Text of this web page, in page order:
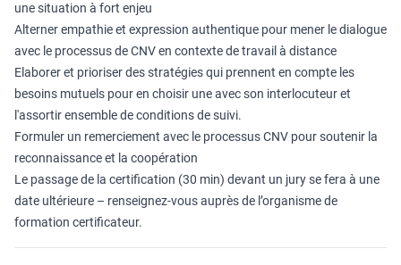
une situation à fort enjeu
Alterner empathie et expression authentique pour mener le dialogue
avec le processus de CNV en contexte de travail à distance
Elaborer et prioriser des stratégies qui prennent en compte les
besoins mutuels pour en choisir une avec son interlocuteur et
l'assortir ensemble de conditions de suivi.
Formuler un remerciement avec le processus CNV pour soutenir la
reconnaissance et la coopération
Le passage de la certification (30 min) devant un jury se fera à une
date ultérieure – renseignez-vous auprès de l’organisme de
formation certificateur.